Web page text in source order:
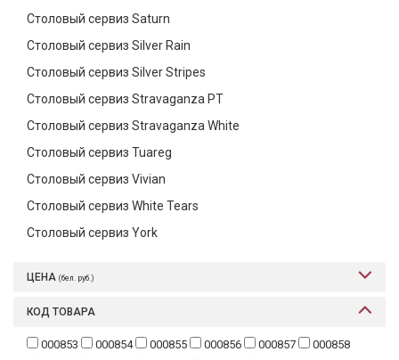
Столовый сервиз Saturn
Столовый сервиз Silver Rain
Столовый сервиз Silver Stripes
Столовый сервиз Stravaganza PT
Столовый сервиз Stravaganza White
Столовый сервиз Tuareg
Столовый сервиз Vivian
Столовый сервиз White Tears
Столовый сервиз York
ЦЕНА (бел. руб.)
КОД ТОВАРА
000853 000854 000855 000856 000857
000858